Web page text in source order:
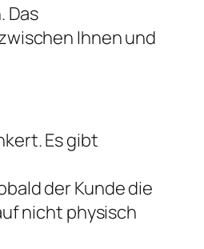
Das
Ihnen und
Es gibt
der Kunde die
nicht physisch